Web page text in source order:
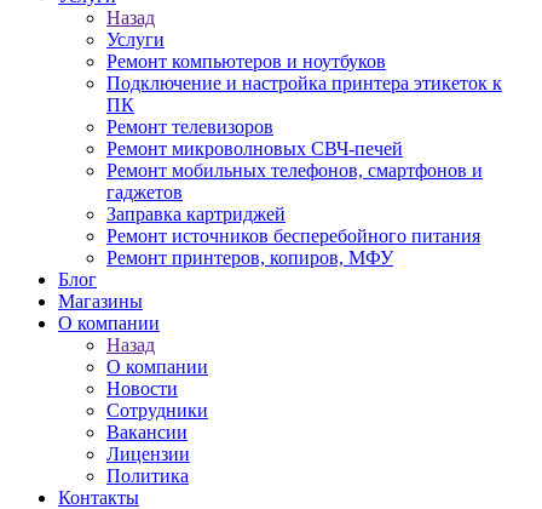
Назад
Услуги
Ремонт компьютеров и ноутбуков
Подключение и настройка принтера этикеток к
ПК
Ремонт телевизоров
Ремонт микроволновых СВЧ-печей
Ремонт мобильных телефонов, смартфонов и
гаджетов
Заправка картриджей
Ремонт источников бесперебойного питания
Ремонт принтеров, копиров, МФУ
Блог
Магазины
О компании
Назад
О компании
Новости
Сотрудники
Вакансии
Лицензии
Политика
Контакты